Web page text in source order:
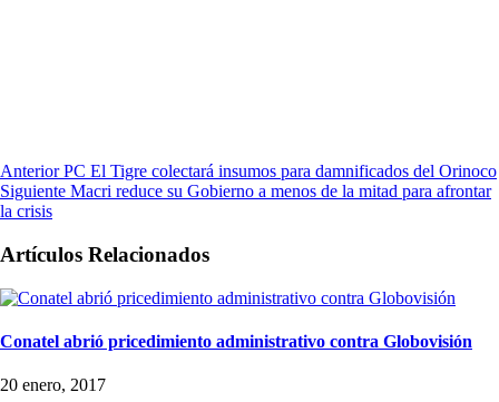
Anterior PC El Tigre colectará insumos para damnificados del Orinoco
Siguiente Macri reduce su Gobierno a menos de la mitad para afrontar
la crisis
Artículos Relacionados
Conatel abrió pricedimiento administrativo contra Globovisión
20 enero, 2017